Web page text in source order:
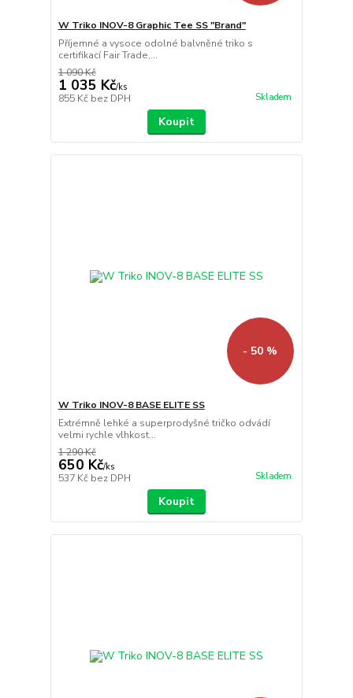
W Triko INOV-8 Graphic Tee SS "Brand"
Příjemné a vysoce odolné balvněné triko s
certifikací Fair Trade,...
1 090 Kč
1 035 Kč/ks
855 Kč bez DPH Skladem
Koupit
- 50 %
W Triko INOV-8 BASE ELITE SS
Extrémně lehké a superprodyšné tričko odvádí
velmi rychle vlhkost...
1 290 Kč
650 Kč/ks
537 Kč bez DPH Skladem
Koupit